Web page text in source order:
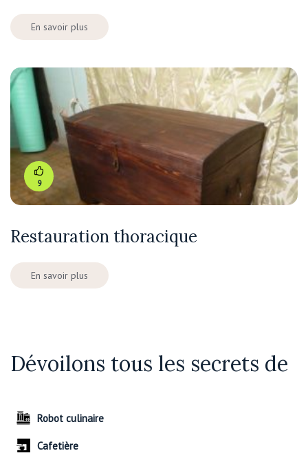
En savoir plus
9
Restauration thoracique
En savoir plus
Dévoilons tous les secrets de
Robot culinaire
Cafetière